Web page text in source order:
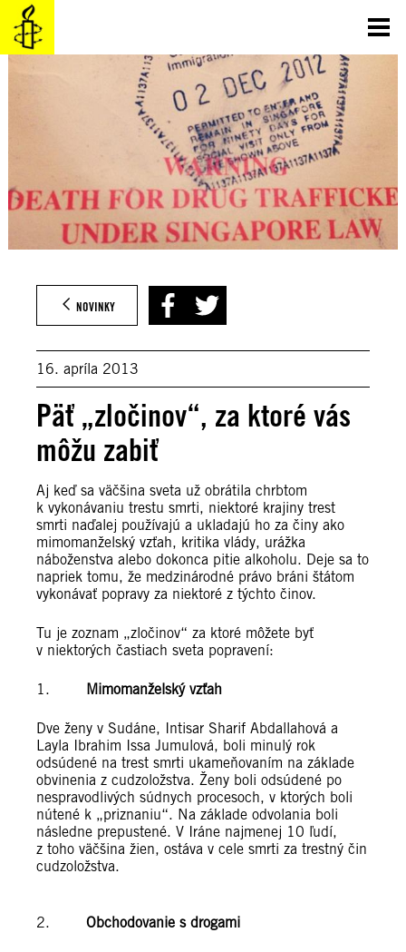
Prejsť
na
obsah
NOVINKY
16. apríla 2013
Päť „zločinov“, za ktoré vás
môžu zabiť
Aj keď sa väčšina sveta už obrátila chrbtom
k vykonávaniu trestu smrti, niektoré krajiny trest
smrti naďalej používajú a ukladajú ho za činy ako
mimomanželský vzťah, kritika vlády, urážka
náboženstva alebo dokonca pitie alkoholu. Deje sa to
napriek tomu, že medzinárodné právo bráni štátom
vykonávať popravy za niektoré z týchto činov.
Tu je zoznam „zločinov“ za ktoré môžete byť
v niektorých častiach sveta popravení:
1. Mimomanželský vzťah
Dve ženy v Sudáne, Intisar Sharif Abdallahová a
Layla Ibrahim Issa Jumulová, boli minulý rok
odsúdené na trest smrti ukameňovaním na základe
obvinenia z cudzoložstva. Ženy boli odsúdené po
nespravodlivých súdnych procesoch, v ktorých boli
nútené k „priznaniu“. Na základe odvolania boli
následne prepustené. V Iráne najmenej 10 ľudí,
z toho väčšina žien, ostáva v cele smrti za trestný čin
cudzoložstva.
2. Obchodovanie s drogami